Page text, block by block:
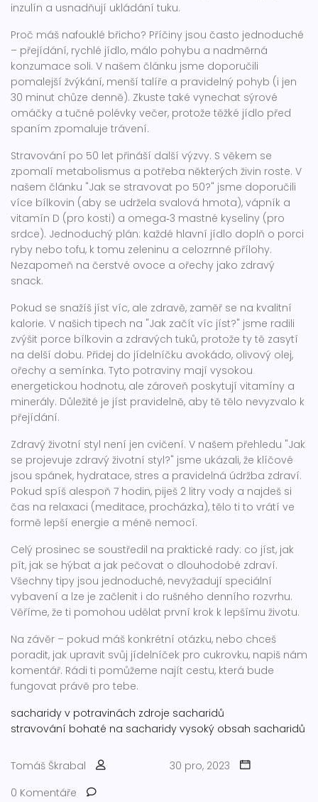
inzulín a usnadňují ukládání tuku.
Proč máš nafouklé břicho? Příčiny jsou často jednoduché
– přejídání, rychlé jídlo, málo pohybu a nadměrná
konzumace soli. V našem článku jsme doporučili
pomalejší žvýkání, menší talíře a pravidelný pohyb (i jen
30 minut chůze denně). Zkuste také vynechat sýrové
omáčky a tučné polévky večer, protože těžké jídlo před
spaním zpomaluje trávení.
Stravování po 50 let přináší další výzvy. S věkem se
zpomalí metabolismus a potřeba některých živin roste. V
našem článku "Jak se stravovat po 50?" jsme doporučili
více bílkovin (aby se udržela svalová hmota), vápník a
vitamín D (pro kosti) a omega‑3 mastné kyseliny (pro
srdce). Jednoduchý plán: každé hlavní jídlo doplň o porci
ryby nebo tofu, k tomu zeleninu a celozrnné přílohy.
Nezapomeň na čerstvé ovoce a ořechy jako zdravý
snack.
Pokud se snažíš jíst víc, ale zdravě, zaměř se na kvalitní
kalorie. V našich tipech na "Jak začít víc jíst?" jsme radili
zvýšit porce bílkovin a zdravých tuků, protože ty tě zasytí
na delší dobu. Přidej do jídelníčku avokádo, olivový olej,
ořechy a semínka. Tyto potraviny mají vysokou
energetickou hodnotu, ale zároveň poskytují vitamíny a
minerály. Důležité je jíst pravidelně, aby tě tělo nevyzvalo k
přejídání.
Zdravý životní styl není jen cvičení. V našem přehledu "Jak
se projevuje zdravý životní styl?" jsme ukázali, že klíčové
jsou spánek, hydratace, stres a pravidelná údržba zdraví.
Pokud spíš alespoň 7 hodin, piješ 2 litry vody a najdeš si
čas na relaxaci (meditace, procházka), tělo ti to vrátí ve
formě lepší energie a méně nemocí.
Celý prosinec se soustředil na praktické rady: co jíst, jak
pít, jak se hýbat a jak pečovat o dlouhodobé zdraví.
Všechny tipy jsou jednoduché, nevyžadují speciální
vybavení a lze je začlenit i do rušného denního rozvrhu.
Věříme, že ti pomohou udělat první krok k lepšímu životu.
Na závěr – pokud máš konkrétní otázku, nebo chceš
poradit, jak upravit svůj jídelníček pro cukrovku, napiš nám
komentář. Rádi ti pomůžeme najít cestu, která bude
fungovat právě pro tebe.
sacharidy v potravinách zdroje sacharidů
stravování bohaté na sacharidy vysoký obsah sacharidů
Tomáš Škrabal
30 pro, 2023
0 Komentáře